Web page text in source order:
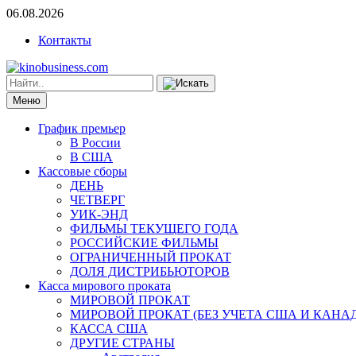
06.08.2026
Контакты
Меню
График премьер
В России
В США
Кассовые сборы
ДЕНЬ
ЧЕТВЕРГ
УИК-ЭНД
ФИЛЬМЫ ТЕКУЩЕГО ГОДА
РОССИЙСКИЕ ФИЛЬМЫ
ОГРАНИЧЕННЫЙ ПРОКАТ
ДОЛЯ ДИСТРИБЬЮТОРОВ
Касса мирового проката
МИРОВОЙ ПРОКАТ
МИРОВОЙ ПРОКАТ (БЕЗ УЧЕТА США И
КАССА США
ДРУГИЕ СТРАНЫ